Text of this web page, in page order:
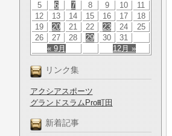
« 9月 12月 »
5
6 7 8 9 10
11
12
13 14 15 16 17
18
19
20 21 22 23 24
25
26
27 28 29 30 31
リンク集
アクシアスポーツ
グランドスラムPro町田
新着記事